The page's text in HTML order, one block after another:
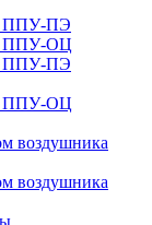
ППУ-ПЭ
ППУ-ОЦ
ППУ-ПЭ
ППУ-ОЦ
воздушника
воздушника